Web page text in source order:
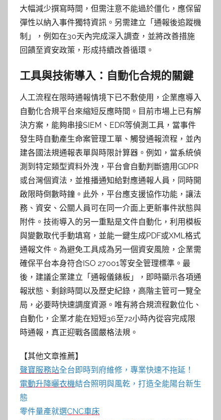
大幅減少撰寫時間，但需注意不能過於僵化，應保留
彈性以納入事件獨特資訊。另需建立「通報後追蹤機
制」，例如在30天內完成深入調查，並將改善措施
回饋至資安政策，形成持續改善循環。
工具與技術導入：自動化合規的關鍵
人工流程在限時通報情境下已不敷使用，企業應導入
自動化合規平台來縮短反應時間。目前市場上已有解
決方案，能夠串接SIEM、EDR等偵測工具，當事件
發生時自動產生命案管理工單、觸發通報流程，並內
建各國法規通報表單與時限計算器。例如，當系統偵
測到特定類型資料外洩，平台會自動判斷適用GDPR
或台灣個資法，並推播通知給對應通報人員，同時開
啟限時倒數時鐘。此外，平台應支援協作功能，讓法
務、資安、公關人員可在同一介面上更新事件狀態與
附件。技術導入的另一重點是文件自動化，利用模板
與變數取代手動填寫，並能一鍵生成PDF或XML格式
通報文件。為避免工具成為另一個資安風險，企業需
確保平台本身符合ISO 27001等安全管理標準。最
後，建議企業建立「通報儀錶板」，即時顯示各項通
報狀態、剩餘時間以及歷史紀錄，高階主管可一覽全
局，必要時快速調度資源。唯有將合規流程數位化、
自動化，企業才能在短短36至72小時內從容完成限
時通報，真正迎戰各國嚴格法規。
【其他文章推薦】
聲寶服務站全台即時到府維修，專業快速不拖延！
電動升降曬衣機結合照明與風乾，打造全能陽台新生
態
零件量產就選CNC車床